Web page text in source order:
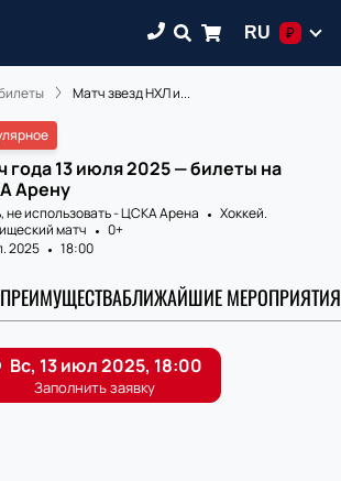
RU ₽
Матч звезд НХЛ и...
года 13 июля 2025 — билеты на
Арену
не использовать - ЦСКА Аренa
Хоккей.
матч
0+
2025
18:00
БЛИЖАЙШИЕ МЕРОПРИЯТИЯ